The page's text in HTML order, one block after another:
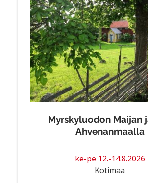
Myrskyluodon Maijan
Ahvenanmaalla
ke-pe 12.-14.8.2026
Kotimaa